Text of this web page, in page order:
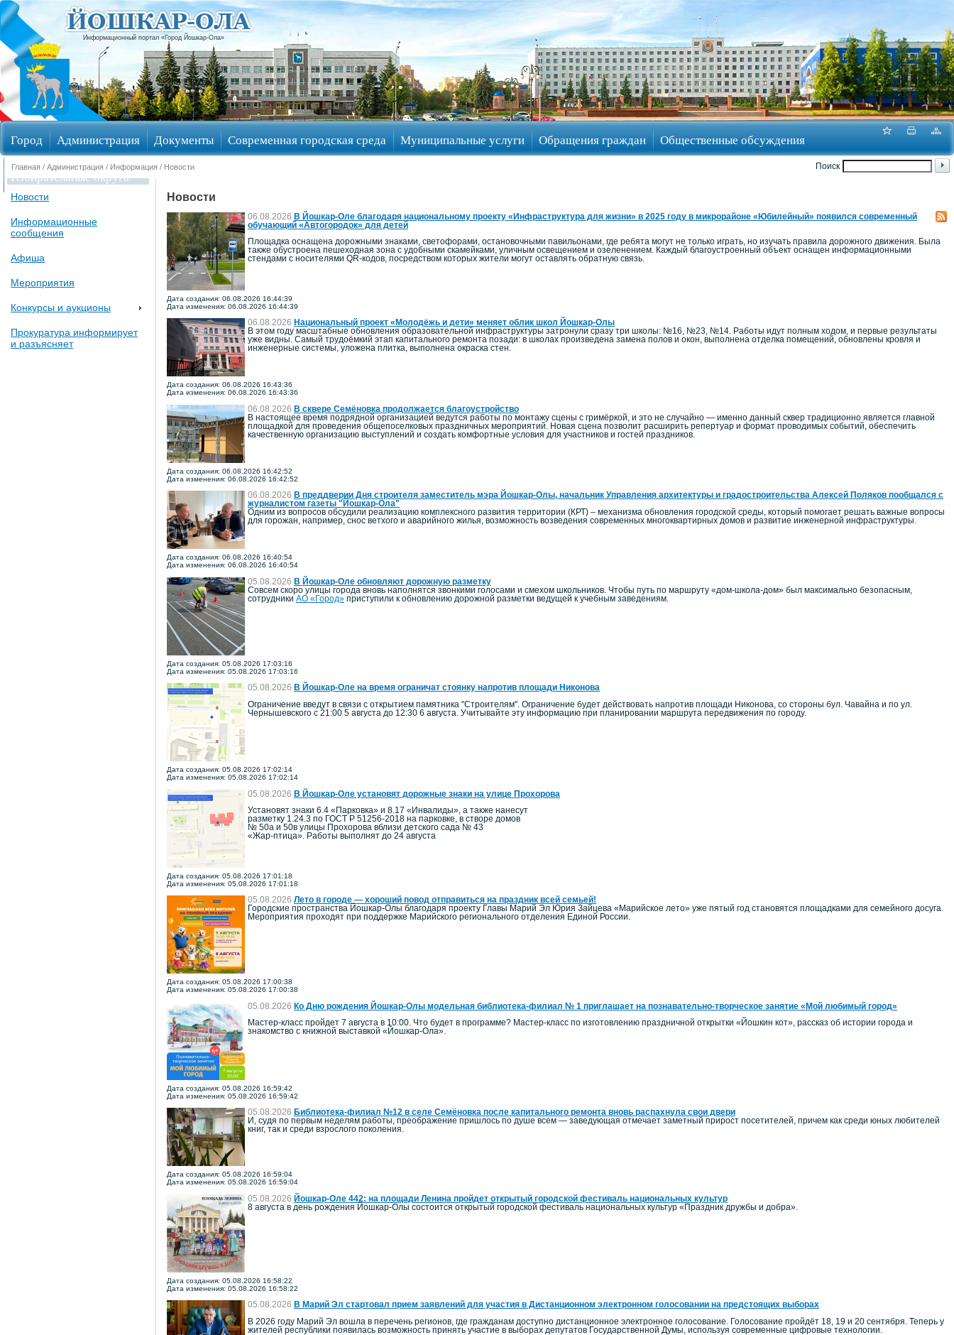
Информационный портал «Город Йошкар-Ола»
Город Администрация Документы Современная городская среда Муниципальные услуги Обращения граждан Общественные обсуждения
Избирательные округа
Поиск
Главная / Администрация / Информация / Новости
Новости
Информационные
сообщения
Афиша
Мероприятия
Конкурсы и аукционы
Прокуратура информирует
и разъясняет
Новости
06.08.2026 В Йошкар-Оле благодаря национальному проекту «Инфраструктура для жизни» в 2025 году в микрорайоне «Юбилейный» появился современный
обучающий «Автогородок» для детей
Площадка оснащена дорожными знаками, светофорами, остановочными павильонами, где ребята могут не только играть, но изучать правила дорожного движения. Была
также обустроена пешеходная зона с удобными скамейками, уличным освещением и озеленением. Каждый благоустроенный объект оснащен информационными
стендами с носителями QR-кодов, посредством которых жители могут оставлять обратную связь.
Дата создания: 06.08.2026 16:44:39
Дата изменения: 06.08.2026 16:44:39
06.08.2026 Национальный проект «Молодёжь и дети» меняет облик школ Йошкар-Олы
В этом году масштабные обновления образовательной инфраструктуры затронули сразу три школы: №16, №23, №14. Работы идут полным ходом, и первые результаты
уже видны. Самый трудоёмкий этап капитального ремонта позади: в школах произведена замена полов и окон, выполнена отделка помещений, обновлены кровля и
инженерные системы, уложена плитка, выполнена окраска стен.
Дата создания: 06.08.2026 16:43:36
Дата изменения: 06.08.2026 16:43:36
06.08.2026 В сквере Семёновка продолжается благоустройство
В настоящее время подрядной организацией ведутся работы по монтажу сцены с гримёркой, и это не случайно — именно данный сквер традиционно является главной
площадкой для проведения общепоселковых праздничных мероприятий. Новая сцена позволит расширить репертуар и формат проводимых событий, обеспечить
качественную организацию выступлений и создать комфортные условия для участников и гостей праздников.
Дата создания: 06.08.2026 16:42:52
Дата изменения: 06.08.2026 16:42:52
06.08.2026 В преддверии Дня строителя заместитель мэра Йошкар-Олы, начальник Управления архитектуры и градостроительства Алексей Поляков пообщался с
журналистом газеты "Йошкар-Ола"
Одним из вопросов обсудили реализацию комплексного развития территории (КРТ) – механизма обновления городской среды, который помогает решать важные вопросы
для горожан, например, снос ветхого и аварийного жилья, возможность возведения современных многоквартирных домов и развитие инженерной инфраструктуры.
Дата создания: 06.08.2026 16:40:54
Дата изменения: 06.08.2026 16:40:54
05.08.2026 В Йошкар-Оле обновляют дорожную разметку
Совсем скоро улицы города вновь наполнятся звонкими голосами и смехом школьников. Чтобы путь по маршруту «дом-школа-дом» был максимально безопасным,
сотрудники АО «Город» приступили к обновлению дорожной разметки ведущей к учебным заведениям.
Дата создания: 05.08.2026 17:03:16
Дата изменения: 05.08.2026 17:03:16
05.08.2026 В Йошкар-Оле на время ограничат стоянку напротив площади Никонова
Ограничение введут в связи с открытием памятника "Строителям". Ограничение будет действовать напротив площади Никонова, со стороны бул. Чавайна и по ул.
Чернышевского с 21:00 5 августа до 12:30 6 августа. Учитывайте эту информацию при планировании маршрута передвижения по городу.
Дата создания: 05.08.2026 17:02:14
Дата изменения: 05.08.2026 17:02:14
05.08.2026 В Йошкар-Оле установят дорожные знаки на улице Прохорова
Установят знаки 6.4 «Парковка» и 8.17 «Инвалиды», а также нанесут
разметку 1.24.3 по ГОСТ Р 51256-2018 на парковке, в створе домов
№ 50а и 50в улицы Прохорова вблизи детского сада № 43
«Жар-птица». Работы выполнят до 24 августа
Дата создания: 05.08.2026 17:01:18
Дата изменения: 05.08.2026 17:01:18
05.08.2026 Лето в городе — хороший повод отправиться на праздник всей семьей!
Городские пространства Йошкар-Олы благодаря проекту Главы Марий Эл Юрия Зайцева «Марийское лето» уже пятый год становятся площадками для семейного досуга.
Мероприятия проходят при поддержке Марийского регионального отделения Единой России.
Дата создания: 05.08.2026 17:00:38
Дата изменения: 05.08.2026 17:00:38
05.08.2026 Ко Дню рождения Йошкар-Олы модельная библиотека-филиал № 1 приглашает на познавательно-творческое занятие «Мой любимый город»
Мастер-класс пройдет 7 августа в 10:00. Что будет в программе? Мастер-класс по изготовлению праздничной открытки «Йошкин кот», рассказ об истории города и
знакомство с книжной выставкой «Йошкар-Ола».
Дата создания: 05.08.2026 16:59:42
Дата изменения: 05.08.2026 16:59:42
05.08.2026 Библиотека-филиал №12 в селе Семёновка после капитального ремонта вновь распахнула свои двери
И, судя по первым неделям работы, преображение пришлось по душе всем — заведующая отмечает заметный прирост посетителей, причем как среди юных любителей
книг, так и среди взрослого поколения.
Дата создания: 05.08.2026 16:59:04
Дата изменения: 05.08.2026 16:59:04
05.08.2026 Йошкар-Оле 442: на площади Ленина пройдет открытый городской фестиваль национальных культур
8 августа в день рождения Йошкар-Олы состоится открытый городской фестиваль национальных культур «Праздник дружбы и добра».
Дата создания: 05.08.2026 16:58:22
Дата изменения: 05.08.2026 16:58:22
05.08.2026 В Марий Эл стартовал прием заявлений для участия в Дистанционном электронном голосовании на предстоящих выборах
В 2026 году Марий Эл вошла в перечень регионов, где гражданам доступно дистанционное электронное голосование. Голосование пройдёт 18, 19 и 20 сентября. Теперь у
жителей республики появилась возможность принять участие в выборах депутатов Государственной Думы, используя современные цифровые технологии.